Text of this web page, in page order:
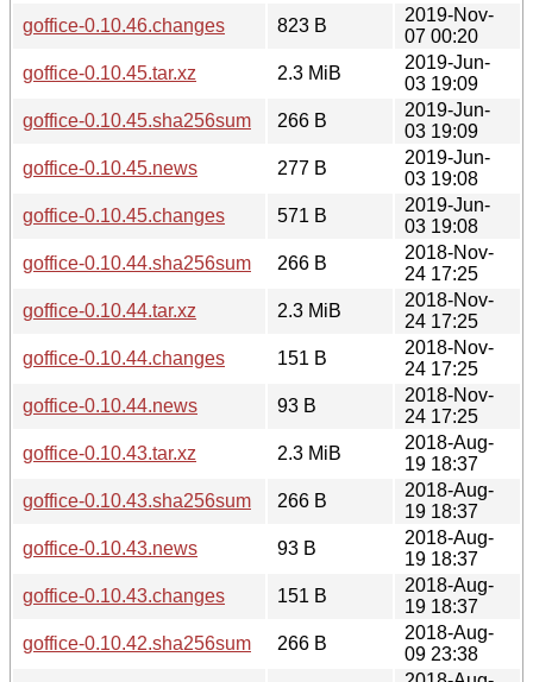
goffice-0.10.46.changes
823 B
2019-Nov-
07 00:20
goffice-0.10.45.tar.xz
2.3 MiB
2019-Jun-
03 19:09
goffice-0.10.45.sha256sum
266 B
2019-Jun-
03 19:09
goffice-0.10.45.news
277 B
2019-Jun-
03 19:08
goffice-0.10.45.changes
571 B
2019-Jun-
03 19:08
goffice-0.10.44.sha256sum
266 B
2018-Nov-
24 17:25
goffice-0.10.44.tar.xz
2.3 MiB
2018-Nov-
24 17:25
goffice-0.10.44.changes
151 B
2018-Nov-
24 17:25
goffice-0.10.44.news
93 B
2018-Nov-
24 17:25
goffice-0.10.43.tar.xz
2.3 MiB
2018-Aug-
19 18:37
goffice-0.10.43.sha256sum
266 B
2018-Aug-
19 18:37
goffice-0.10.43.news
93 B
2018-Aug-
19 18:37
goffice-0.10.43.changes
151 B
2018-Aug-
19 18:37
goffice-0.10.42.sha256sum
266 B
2018-Aug-
09 23:38